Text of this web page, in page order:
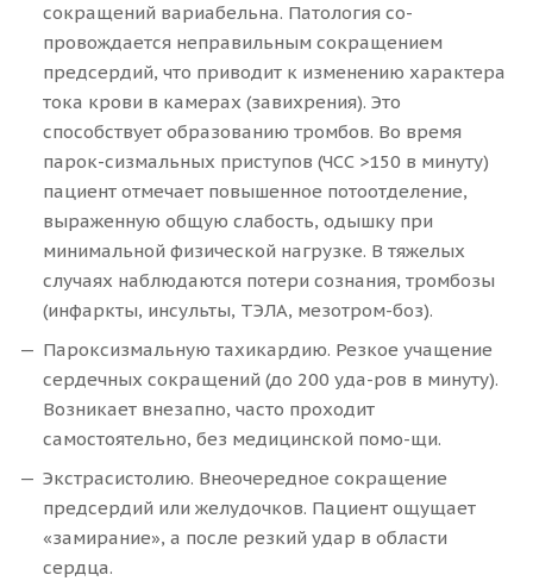
сокращений вариабельна. Патология со-
провождается неправильным сокращением
предсердий, что приводит к изменению характера
тока крови в камерах (завихрения). Это
способствует образованию тромбов. Во время
парок-сизмальных приступов (ЧСС >150 в минуту)
пациент отмечает повышенное потоотделение,
выраженную общую слабость, одышку при
минимальной физической нагрузке. В тяжелых
случаях наблюдаются потери сознания, тромбозы
(инфаркты, инсульты, ТЭЛА, мезотром-боз).
Пароксизмальную тахикардию. Резкое учащение
сердечных сокращений (до 200 уда-ров в минуту).
Возникает внезапно, часто проходит
самостоятельно, без медицинской помо-щи.
Экстрасистолию. Внеочередное сокращение
предсердий или желудочков. Пациент ощущает
«замирание», а после резкий удар в области
сердца.